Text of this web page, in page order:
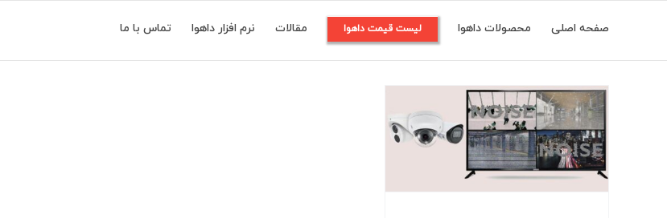
content
صفحه اصلی محصولات داهوا لیست قیمت داهوا مقالات نرم افزار داهوا تماس با ما